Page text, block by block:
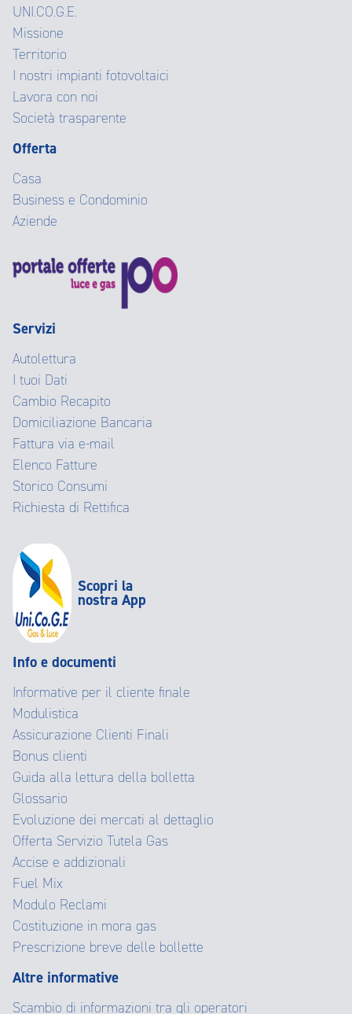
UNI.CO.G.E.
Missione
Territorio
I nostri impianti fotovoltaici
Lavora con noi
Società trasparente
Offerta
Casa
Business e Condominio
Aziende
Servizi
Autolettura
I tuoi Dati
Cambio Recapito
Domiciliazione Bancaria
Fattura via e-mail
Elenco Fatture
Storico Consumi
Richiesta di Rettifica
Scopri la
nostra App
Info e documenti
Informative per il cliente finale
Modulistica
Assicurazione Clienti Finali
Bonus clienti
Guida alla lettura della bolletta
Glossario
Evoluzione dei mercati al dettaglio
Offerta Servizio Tutela Gas
Accise e addizionali
Fuel Mix
Modulo Reclami
Costituzione in mora gas
Prescrizione breve delle bollette
Altre informative
Scambio di informazioni tra gli operatori